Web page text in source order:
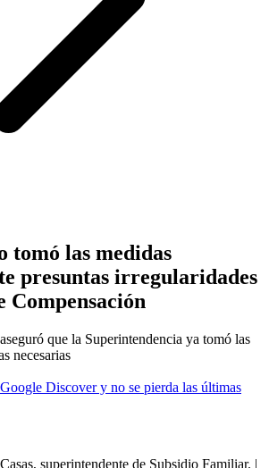
tomó las medidas
presuntas irregularidades
Compensación
que la Superintendencia ya tomó las
necesarias
Discover y no se pierda las últimas
superintendente de Subsidio Familiar. |